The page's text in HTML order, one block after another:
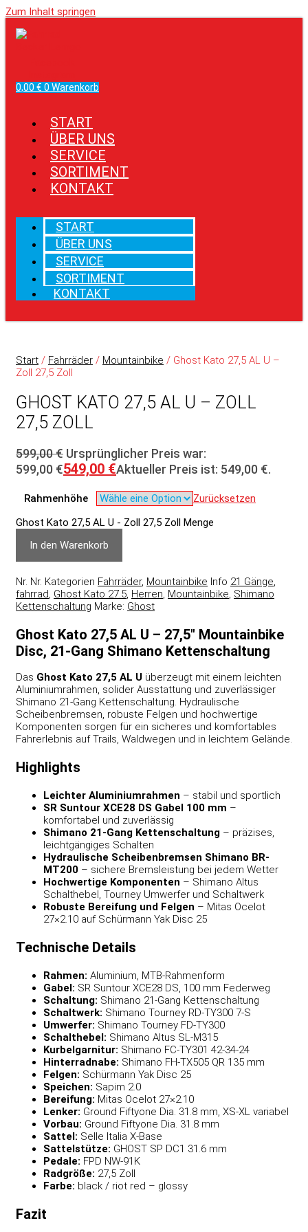
Zum Inhalt springen
0,00 € 0 Warenkorb
START
ÜBER UNS
SERVICE
SORTIMENT
KONTAKT
START
ÜBER UNS
SERVICE
SORTIMENT
KONTAKT
Start / Fahrräder / Mountainbike / Ghost Kato 27,5 AL U –
Zoll 27,5 Zoll
GHOST KATO 27,5 AL U – ZOLL
27,5 ZOLL
599,00€ Ursprünglicher Preis war:
599,00 €549,00 €Aktueller Preis ist: 549,00 €.
Rahmenhöhe
Zurücksetzen
Ghost Kato 27,5 AL U - Zoll 27,5 Zoll Menge
In den Warenkorb
Nr. Nr. Kategorien Fahrräder, Mountainbike Info 21 Gänge,
fahrrad, Ghost Kato 27.5, Herren, Mountainbike, Shimano
Kettenschaltung Marke: Ghost
Ghost Kato 27,5 AL U – 27,5″ Mountainbike
Disc, 21-Gang Shimano Kettenschaltung
Das Ghost Kato 27,5 AL U überzeugt mit einem leichten
Aluminiumrahmen, solider Ausstattung und zuverlässiger
Shimano 21-Gang Kettenschaltung. Hydraulische
Scheibenbremsen, robuste Felgen und hochwertige
Komponenten sorgen für ein sicheres und komfortables
Fahrerlebnis auf Trails, Waldwegen und in leichtem Gelände.
Highlights
Leichter Aluminiumrahmen – stabil und sportlich
SR Suntour XCE28 DS Gabel 100 mm –
komfortabel und zuverlässig
Shimano 21-Gang Kettenschaltung – präzises,
leichtgängiges Schalten
Hydraulische Scheibenbremsen Shimano BR-
MT200 – sichere Bremsleistung bei jedem Wetter
Hochwertige Komponenten – Shimano Altus
Schalthebel, Tourney Umwerfer und Schaltwerk
Robuste Bereifung und Felgen – Mitas Ocelot
27×2.10 auf Schürmann Yak Disc 25
Technische Details
Rahmen: Aluminium, MTB-Rahmenform
Gabel: SR Suntour XCE28 DS, 100 mm Federweg
Schaltung: Shimano 21-Gang Kettenschaltung
Schaltwerk: Shimano Tourney RD-TY300 7-S
Umwerfer: Shimano Tourney FD-TY300
Schalthebel: Shimano Altus SL-M315
Kurbelgarnitur: Shimano FC-TY301 42-34-24
Hinterradnabe: Shimano FH-TX505 QR 135 mm
Felgen: Schürmann Yak Disc 25
Speichen: Sapim 2.0
Bereifung: Mitas Ocelot 27×2.10
Lenker: Ground Fiftyone Dia. 31.8 mm, XS-XL variabel
Vorbau: Ground Fiftyone Dia. 31.8 mm
Sattel: Selle Italia X-Base
Sattelstütze: GHOST SP DC1 31.6 mm
Pedale: FPD NW-91K
Radgröße: 27,5 Zoll
Farbe: black / riot red – glossy
Fazit